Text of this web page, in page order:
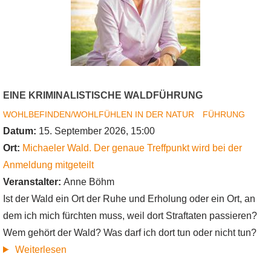
EINE KRIMINALISTISCHE WALDFÜHRUNG
WOHLBEFINDEN/WOHLFÜHLEN IN DER NATUR FÜHRUNG
Datum: 15. September 2026, 15:00
Ort: Michaeler Wald. Der genaue Treffpunkt wird bei der
Anmeldung mitgeteilt
Veranstalter: Anne Böhm
Ist der Wald ein Ort der Ruhe und Erholung oder ein Ort, an
dem ich mich fürchten muss, weil dort Straftaten passieren?
Wem gehört der Wald? Was darf ich dort tun oder nicht tun?
Weiterlesen